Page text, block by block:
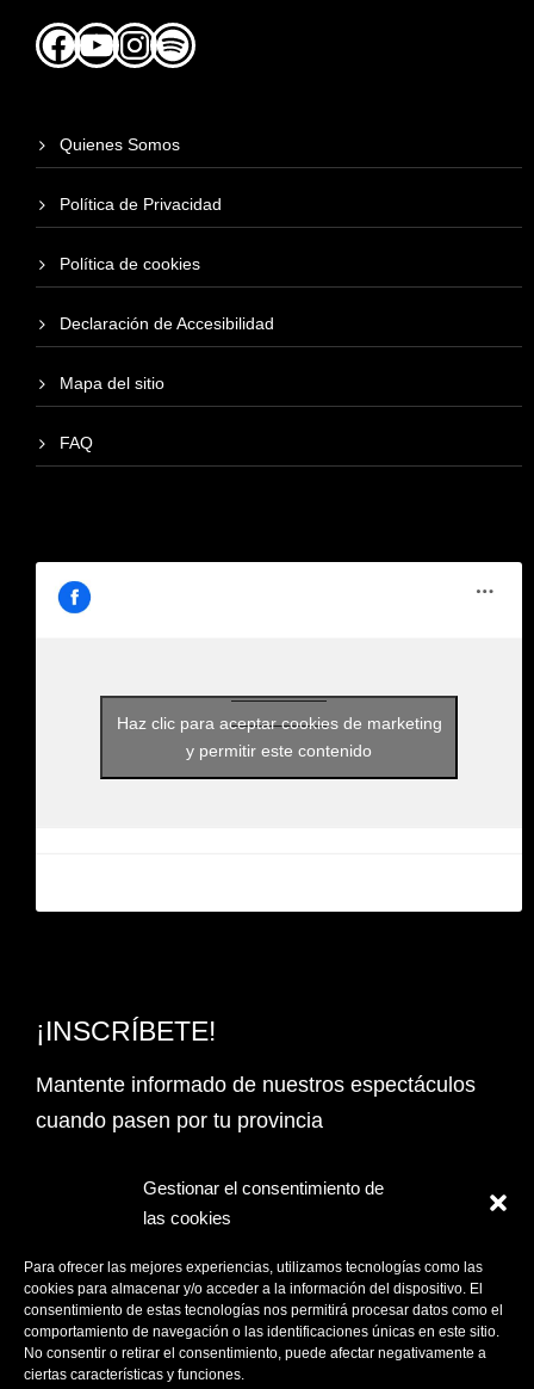
Gestionar el consentimiento de
las cookies
Para ofrecer las mejores experiencias, utilizamos tecnologías como las
cookies para almacenar y/o acceder a la información del dispositivo. El
consentimiento de estas tecnologías nos permitirá procesar datos como el
comportamiento de navegación o las identificaciones únicas en este sitio.
No consentir o retirar el consentimiento, puede afectar negativamente a
ciertas características y funciones.
Facebook
YouTubeInstagram
Spotify
Quienes Somos
Política de Privacidad
Política de cookies
Declaración de Accesibilidad
Mapa del sitio
FAQ
Haz clic para aceptar cookies de marketing
y permitir este contenido
¡INSCRÍBETE!
Mantente informado de nuestros espectáculos
cuando pasen por tu provincia
Email Address*
PROVINCIA
Acepto laPolítica de privacidad